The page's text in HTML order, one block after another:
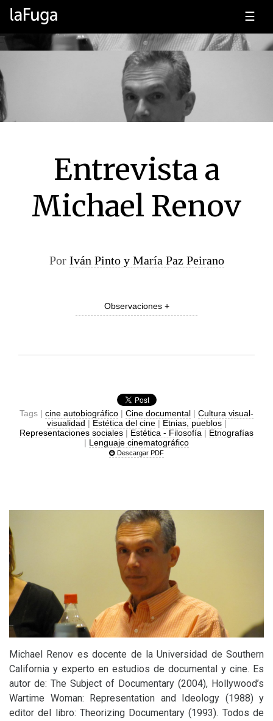
☰
Entrevista a
Michael Renov
Por Iván Pinto y María Paz Peirano
Observaciones +
Tags | cine autobiográfico | Cine documental | Cultura visual-
visualidad | Estética del cine| Etnias, pueblos|
Representaciones sociales | Estética - Filosofía | Etnografías
| Lenguaje cinematográfico
Descargar PDF
Michael Renov es docente de la Universidad de Southern
California y experto en estudios de documental y cine. Es
autor de: The Subject of Documentary (2004), Hollywood’s
Wartime Woman: Representation and Ideology (1988) y
editor del libro: Theorizing Documentary (1993). Todos de